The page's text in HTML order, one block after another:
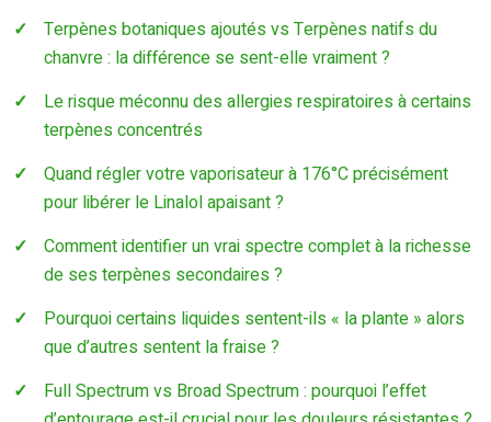
Terpènes botaniques ajoutés vs Terpènes natifs du
chanvre : la différence se sent-elle vraiment ?
Le risque méconnu des allergies respiratoires à certains
terpènes concentrés
Quand régler votre vaporisateur à 176°C précisément
pour libérer le Linalol apaisant ?
Comment identifier un vrai spectre complet à la richesse
de ses terpènes secondaires ?
Pourquoi certains liquides sentent-ils « la plante » alors
que d’autres sentent la fraise ?
Full Spectrum vs Broad Spectrum : pourquoi l’effet